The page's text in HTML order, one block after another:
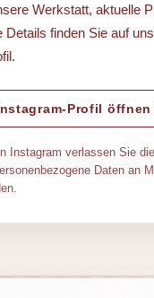
Werkstatt, aktuelle
Details finden Sie auf
Profil öffnen
Instagram verlassen Sie
Daten an